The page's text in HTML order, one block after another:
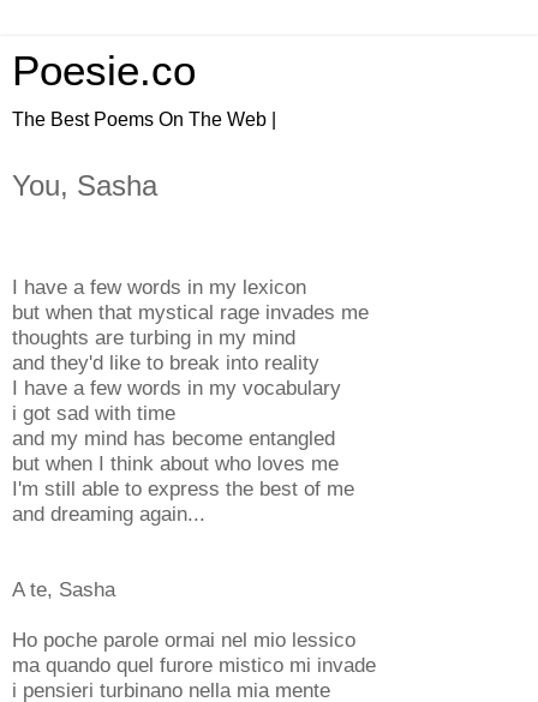
Poesie.co
The Best Poems On The Web |
You, Sasha
I have a few words in my lexicon
but when that mystical rage invades me
thoughts are turbing in my mind
and they'd like to break into reality
I have a few words in my vocabulary
i got sad with time
and my mind has become entangled
but when I think about who loves me
I'm still able to express the best of me
and dreaming again...
A te, Sasha
Ho poche parole ormai nel mio lessico
ma quando quel furore mistico mi invade
i pensieri turbinano nella mia mente